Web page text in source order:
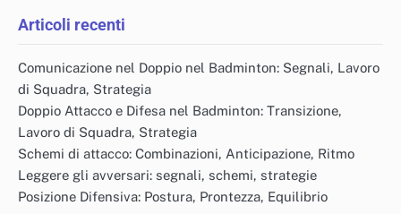
Articoli recenti
Comunicazione nel Doppio nel Badminton: Segnali, Lavoro
di Squadra, Strategia
Doppio Attacco e Difesa nel Badminton: Transizione,
Lavoro di Squadra, Strategia
Schemi di attacco: Combinazioni, Anticipazione, Ritmo
Leggere gli avversari: segnali, schemi, strategie
Posizione Difensiva: Postura, Prontezza, Equilibrio